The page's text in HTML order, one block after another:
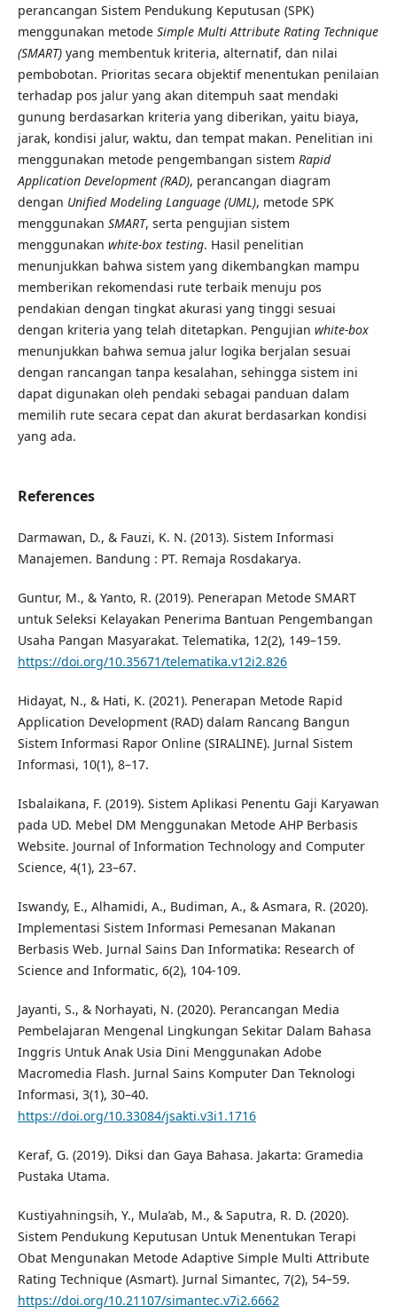
perancangan Sistem Pendukung Keputusan (SPK)
menggunakan metode Simple Multi Attribute Rating Technique
(SMART)yang membentuk kriteria, alternatif, dan nilai
pembobotan. Prioritas secara objektif menentukan penilaian
terhadap pos jalur yang akan ditempuh saat mendaki
gunung berdasarkan kriteria yang diberikan, yaitu biaya,
jarak, kondisi jalur, waktu, dan tempat makan. Penelitian ini
menggunakan metode pengembangan sistem Rapid
Application Development (RAD), perancangan diagram
dengan Unified Modeling Language (UML), metode SPK
menggunakan SMART, serta pengujian sistem
menggunakan white-box testing. Hasil penelitian
menunjukkan bahwa sistem yang dikembangkan mampu
memberikan rekomendasi rute terbaik menuju pos
pendakian dengan tingkat akurasi yang tinggi sesuai
dengan kriteria yang telah ditetapkan. Pengujian white-box
menunjukkan bahwa semua jalur logika berjalan sesuai
dengan rancangan tanpa kesalahan, sehingga sistem ini
dapat digunakan oleh pendaki sebagai panduan dalam
memilih rute secara cepat dan akurat berdasarkan kondisi
yang ada.
References
Darmawan, D., & Fauzi, K. N. (2013). Sistem Informasi
Manajemen. Bandung : PT. Remaja Rosdakarya.
Guntur, M., & Yanto, R. (2019). Penerapan Metode SMART
untuk Seleksi Kelayakan Penerima Bantuan Pengembangan
Usaha Pangan Masyarakat. Telematika, 12(2), 149–159.
https://doi.org/10.35671/telematika.v12i2.826
Hidayat, N., & Hati, K. (2021). Penerapan Metode Rapid
Application Development (RAD) dalam Rancang Bangun
Sistem Informasi Rapor Online (SIRALINE). Jurnal Sistem
Informasi, 10(1), 8–17.
Isbalaikana, F. (2019). Sistem Aplikasi Penentu Gaji Karyawan
pada UD. Mebel DM Menggunakan Metode AHP Berbasis
Website. Journal of Information Technology and Computer
Science, 4(1), 23–67.
Iswandy, E., Alhamidi, A., Budiman, A., & Asmara, R. (2020).
Implementasi Sistem Informasi Pemesanan Makanan
Berbasis Web. Jurnal Sains Dan Informatika: Research of
Science and Informatic, 6(2), 104-109.
Jayanti, S., & Norhayati, N. (2020). Perancangan Media
Pembelajaran Mengenal Lingkungan Sekitar Dalam Bahasa
Inggris Untuk Anak Usia Dini Menggunakan Adobe
Macromedia Flash. Jurnal Sains Komputer Dan Teknologi
Informasi, 3(1), 30–40.
https://doi.org/10.33084/jsakti.v3i1.1716
Keraf, G. (2019). Diksi dan Gaya Bahasa. Jakarta: Gramedia
Pustaka Utama.
Kustiyahningsih, Y., Mula’ab, M., & Saputra, R. D. (2020).
Sistem Pendukung Keputusan Untuk Menentukan Terapi
Obat Mengunakan Metode Adaptive Simple Multi Attribute
Rating Technique (Asmart). Jurnal Simantec, 7(2), 54–59.
https://doi.org/10.21107/simantec.v7i2.6662